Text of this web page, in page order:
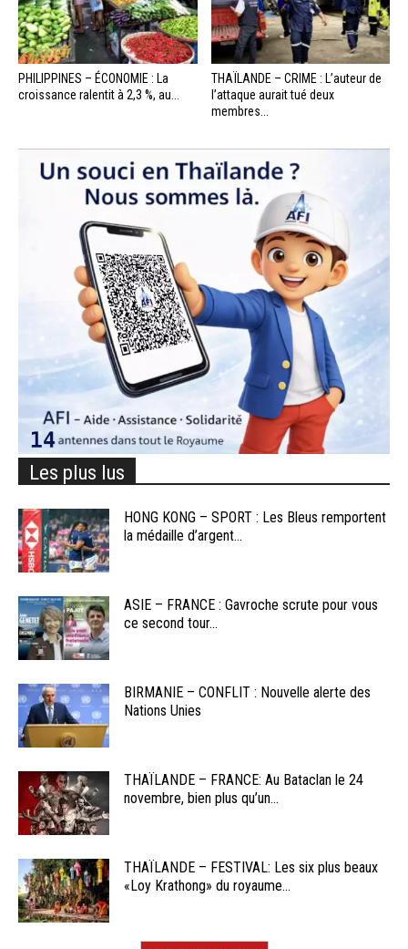
PHILIPPINES – ÉCONOMIE : La
croissance ralentit à 2,3 %, au...
THAÏLANDE – CRIME : L’auteur de
l’attaque aurait tué deux
membres...
Les plus lus
HONG KONG – SPORT : Les Bleus remportent
la médaille d’argent...
ASIE – FRANCE : Gavroche scrute pour vous
ce second tour...
BIRMANIE – CONFLIT : Nouvelle alerte des
Nations Unies
THAÏLANDE – FRANCE: Au Bataclan le 24
novembre, bien plus qu’un...
THAÏLANDE – FESTIVAL: Les six plus beaux
«Loy Krathong» du royaume...